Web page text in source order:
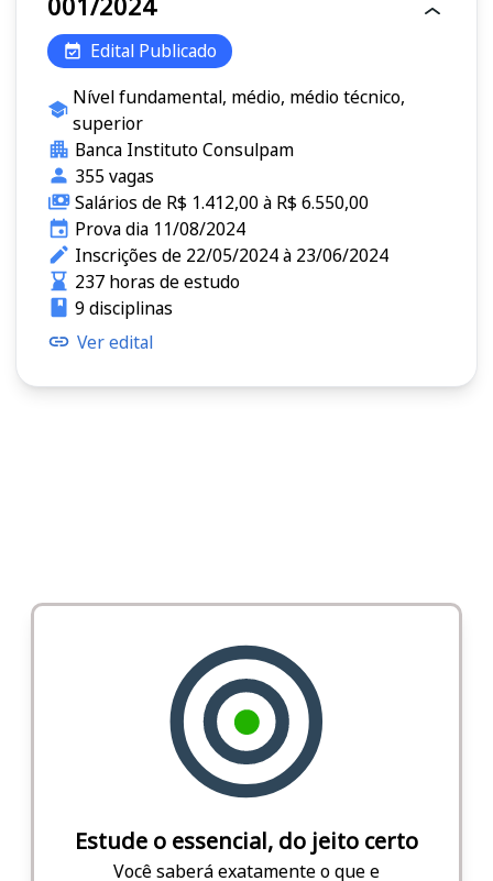
Edital Publicado
Nível fundamental, médio, médio técnico,
superior
Banca Instituto Consulpam
355 vagas
Salários de R$ 1.412,00 à R$ 6.550,00
Prova dia 11/08/2024
Inscrições de 22/05/2024 à 23/06/2024
237 horas de estudo
9 disciplinas
Ver edital
Estude o essencial, do jeito certo
Você saberá exatamente o que e